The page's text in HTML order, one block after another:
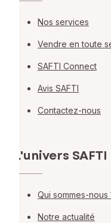
Nos services
Vendre en toute
SAFTI Connect
Avis SAFTI
Contactez-nous
L'univers SAFTI
Qui sommes-nous
Notre actualité